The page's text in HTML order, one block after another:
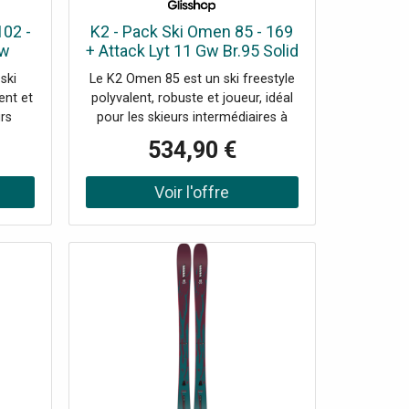
peuplier * Finition / couleur : Aqua
Green (vert)Manche * Manche :...
-
et
K2 - Pack Ski Omen 85 - 169
+ Attack Lyt 11 Gw Br.95 Solid
Black - Ski
Le K2 Omen 85 est un ski freestyle
polyvalent, robuste et joueur, idéal
pour les skieurs intermédiaires à
en freestyle tout en explorant
divers terrains.
534,90 €